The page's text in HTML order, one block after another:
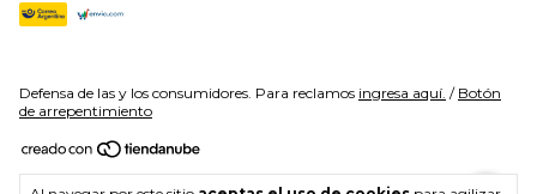
Defensa de las y los consumidores. Para reclamos ingresa aquí. / Botón
de arrepentimiento
Copyright Cala Fitness - 27383459295 - 2026. Todos los derechos